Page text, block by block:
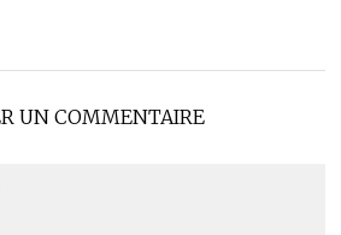
UN COMMENTAIRE